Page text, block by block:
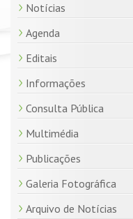
Notícias
Agenda
Editais
Informações
Consulta Pública
Multimédia
Publicações
Galeria Fotográfica
Arquivo de Notícias